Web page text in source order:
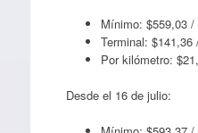
Mínimo: $559,03 /
Terminal: $141,36
Por kilómetro:
Desde el 16 de julio: